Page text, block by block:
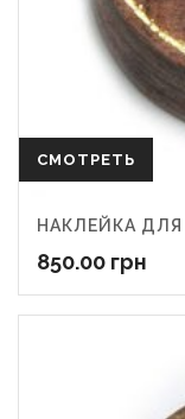
СМОТРЕТЬ
НАКЛЕЙКА
850.00 грн